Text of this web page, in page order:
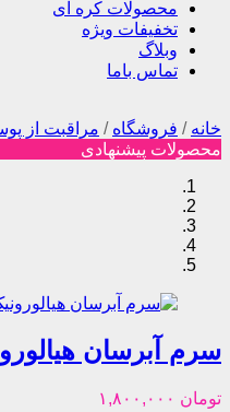
محصولات کره ای
تخفیفات ویژه
وبلاگ
تماس باما
خانه / فروشگاه / مراقبت از
محصولات پیشنهادی
سرم آبرسان
تومان